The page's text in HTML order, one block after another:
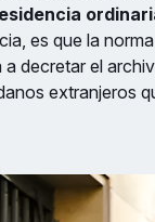
es que la
a decretar el
extranjeros